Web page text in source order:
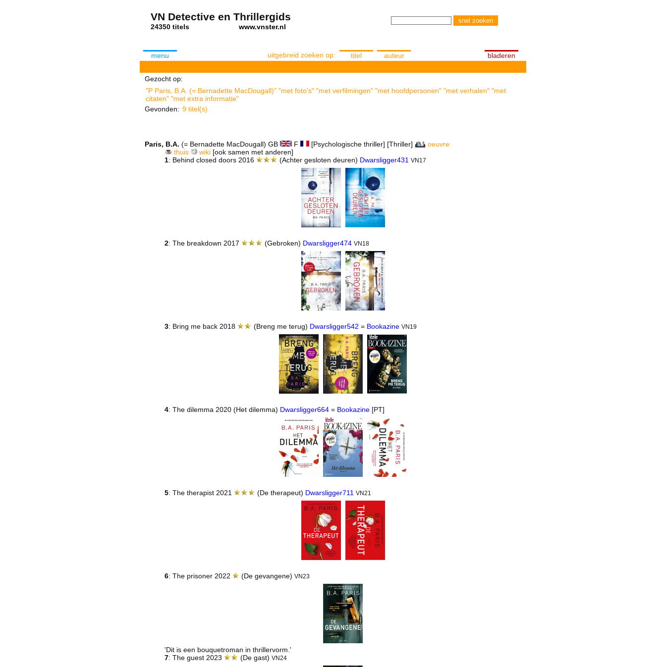
VN Detective en Thrillergids
24350 titels www.vnster.nl
menu uitgebreid zoeken op: titel auteur bladeren
Gezocht op:
"P Paris, B.A. (= Bernadette MacDougall)" "met foto's" "met verfilmingen" "met hoofdpersonen" "met verhalen" "met
citaten" "met extra informatie"
Gevonden: 9 titel(s)
Paris, B.A. (= Bernadette MacDougall) GB F [Psychologische thriller] [Thriller]
oeuvre
thuis
wiki[ook samen met anderen]
1: Behind closed doors 2016 (Achter gesloten deuren) Dwarsligger431 VN17
2: The breakdown 2017 (Gebroken) Dwarsligger474 VN18
3: Bring me back 2018 (Breng me terug) Dwarsligger542 = Bookazine VN19
4: The dilemma 2020 (Het dilemma) Dwarsligger664 = Bookazine [PT]
5: The therapist 2021 (De therapeut) Dwarsligger711 VN21
6: The prisoner 2022 (De gevangene)VN23
'Dit is een bouquetroman in thrillervorm.'
7: The guest 2023 (De gast) VN24